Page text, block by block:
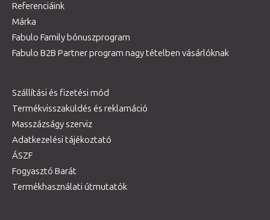
Referenciáink
Márka
Fabulo Family bónuszprogram
Fabulo B2B Partner program nagy tételben vásárlóknak
Szállítási és fizetési mód
Termékvisszaküldés és reklamáció
Masszázságy szerviz
Adatkezelési tájékoztató
ÁSZF
Fogyasztó Barát
Termékhasználati útmutatók